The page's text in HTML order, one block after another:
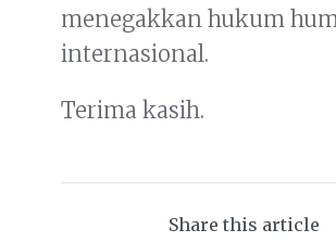
menegakkan hukum
internasional.
Terima kasih.
Share this article